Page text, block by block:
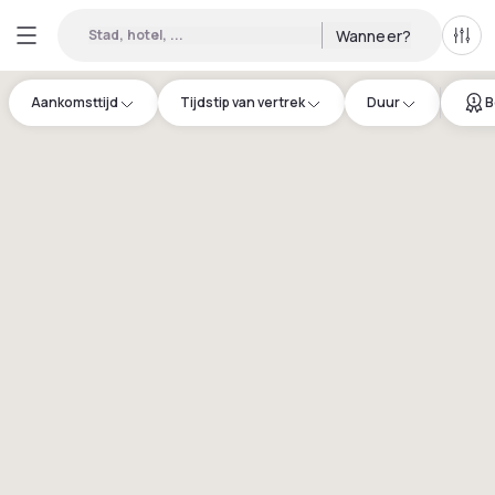
Stad, hotel, ... Wanneer?
Aankomsttijd Tijdstip van vertrek Duur